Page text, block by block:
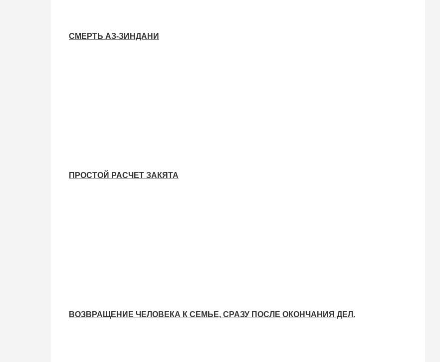
СМЕРТЬ АЗ-ЗИНДАНИ
ПРОСТОЙ РАСЧЕТ ЗАКЯТА
ВОЗВРАЩЕНИЕ ЧЕЛОВЕКА К СЕМЬЕ, СРАЗУ ПОСЛЕ ОКОНЧАНИЯ ДЕЛ.